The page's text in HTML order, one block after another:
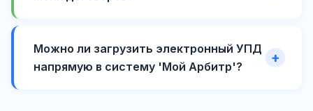
Можно ли загрузить электронный УПД
напрямую в систему 'Мой Арбитр'?